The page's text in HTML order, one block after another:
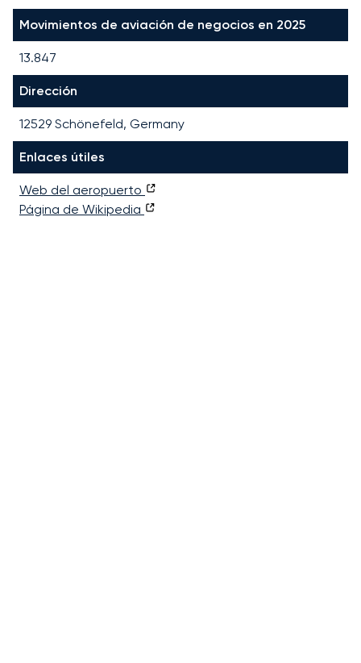
Movimientos de aviación de negocios en 2025
13.847
Dirección
12529 Schönefeld, Germany
Enlaces útiles
Web del aeropuerto
Página de Wikipedia